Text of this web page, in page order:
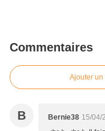
Commentaires
Ajouter un
B Bernie38 15/04/